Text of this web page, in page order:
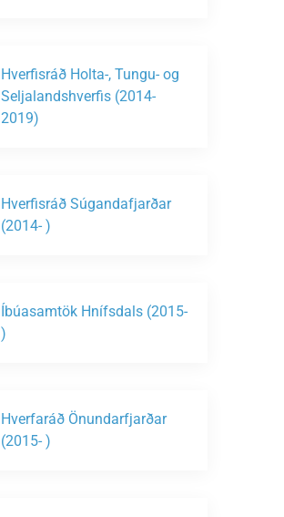
Hverfisráð Holta-, Tungu- og
Seljalandshverfis (2014-
2019)
Hverfisráð Súgandafjarðar
(2014- )
Íbúasamtök Hnífsdals (2015-
)
Hverfaráð Önundarfjarðar
(2015- )